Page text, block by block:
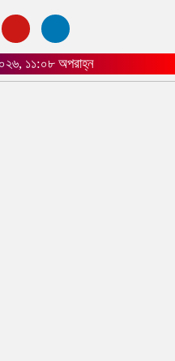
১১:০৮ অপরাহ্ন